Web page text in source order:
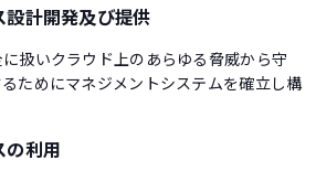
計開発及び提供
扱いクラウド上のあらゆる脅威から守
ためにマネジメントシステムを確立し構
利用